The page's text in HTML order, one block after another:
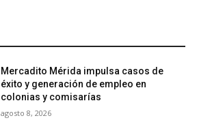
Mercadito Mérida impulsa casos de
éxito y generación de empleo en
colonias y comisarías
agosto 8, 2026